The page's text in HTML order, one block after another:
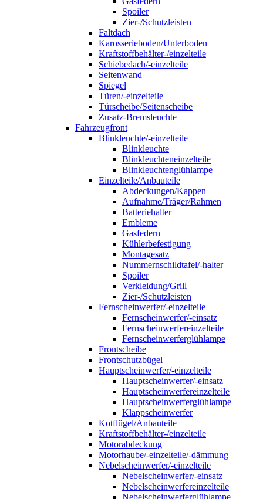
Spoiler
Zier-/Schutzleisten
Faltdach
Karosserieboden/Unterboden
Kraftstoffbehälter-/einzelteile
Schiebedach/-einzelteile
Seitenwand
Spiegel
Türen/-einzelteile
Türscheibe/Seitenscheibe
Zusatz-Bremsleuchte
Fahrzeugfront
Blinkleuchte/-einzelteile
Blinkleuchte
Blinkleuchteneinzelteile
Blinkleuchtenglühlampe
Einzelteile/Anbauteile
Abdeckungen/Kappen
Aufnahme/Träger/Rahmen
Batteriehalter
Embleme
Gasfedern
Kühlerbefestigung
Montagesatz
Nummernschildtafel/-halter
Spoiler
Verkleidung/Grill
Zier-/Schutzleisten
Fernscheinwerfer/-einzelteile
Fernscheinwerfer/-einsatz
Fernscheinwerfereinzelteile
Fernscheinwerferglühlampe
Frontscheibe
Frontschutzbügel
Hauptscheinwerfer/-einzelteile
Hauptscheinwerfer/-einsatz
Hauptscheinwerfereinzelteile
Hauptscheinwerferglühlampe
Klappscheinwerfer
Kotflügel/Anbauteile
Kraftstoffbehälter-/einzelteile
Motorabdeckung
Motorhaube/-einzelteile/-dämmung
Nebelscheinwerfer/-einzelteile
Nebelscheinwerfer/-einsatz
Nebelscheinwerfereinzelteile
Nebelscheinwerferglühlampe